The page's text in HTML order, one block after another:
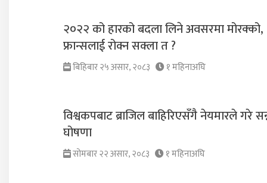
२०२२ को हारको बदला लिने अवसरमा मोरक्को,
फ्रान्सलाई रोक्न सक्ला त ?
बिहिबार २५ असार, २०८३ १ महिनाअघि
विश्वकपबाट ब्राजिल बाहिरिएसँगै नेयमारले गरे
घोषणा
सोमबार २२ असार, २०८३ १ महिनाअघि